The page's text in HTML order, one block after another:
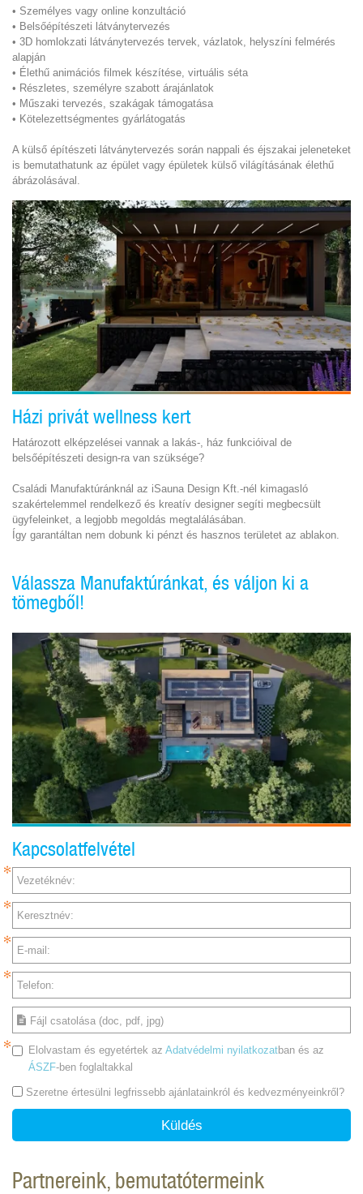
• Személyes vagy online konzultáció
• Belsőépítészeti látványtervezés
• 3D homlokzati látványtervezés tervek, vázlatok, helyszíni felmérés
alapján
• Élethű animációs filmek készítése, virtuális séta
• Részletes, személyre szabott árajánlatok
• Műszaki tervezés, szakágak támogatása
• Kötelezettségmentes gyárlátogatás
A külső építészeti látványtervezés során nappali és éjszakai jeleneteket
is bemutathatunk az épület vagy épületek külső világításának élethű
ábrázolásával.
Házi privát wellness kert
Határozott elképzelései vannak a lakás-, ház funkcióival de
belsőépítészeti design-ra van szüksége?
Családi Manufaktúránknál az iSauna Design Kft.-nél kimagasló
szakértelemmel rendelkező és kreatív designer segíti megbecsült
ügyfeleinket, a legjobb megoldás megtalálásában.
Így garantáltan nem dobunk ki pénzt és hasznos területet az ablakon.
Válassza Manufaktúránkat, és váljon ki a
tömegből!
Kapcsolatfelvétel
Vezetéknév:
Keresztnév:
E-mail:
Telefon:
Fájl csatolása (doc, pdf, jpg)
Elolvastam és egyetértek az Adatvédelmi nyilatkozatban és az
ÁSZF-ben foglaltakkal
Szeretne értesülni legfrissebb ajánlatainkról és kedvezményeinkről?
Küldés
Partnereink, bemutatótermeink